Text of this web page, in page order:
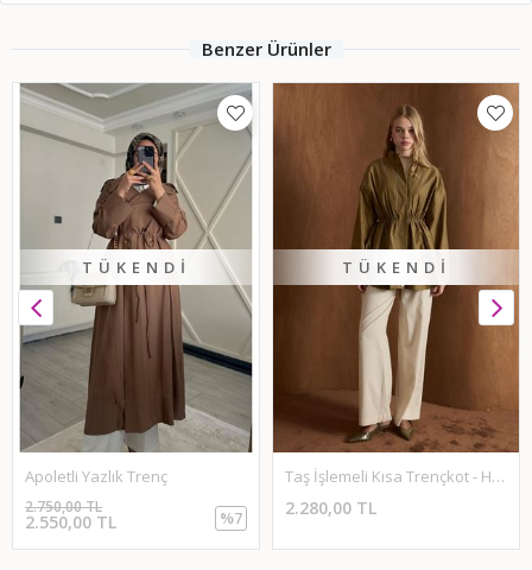
Benzer Ürünler
TÜKENDI
Apoletli Yazlık Trenç
2.550,00 TL
2.750,00 TL
%7
TÜKENDI
Taş İşlemeli Kısa Trençkot - Haki
2.280,00 TL